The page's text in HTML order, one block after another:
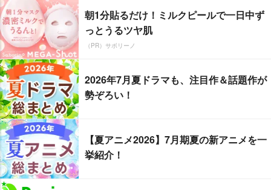
朝1分貼るだけ！ミルクピールで一日中ず
っとうるツヤ肌
（PR）サボリーノ
2026年7月夏ドラマも、注目作＆話題作が
勢ぞろい！
【夏アニメ2026】7月期夏の新アニメを一
挙紹介！